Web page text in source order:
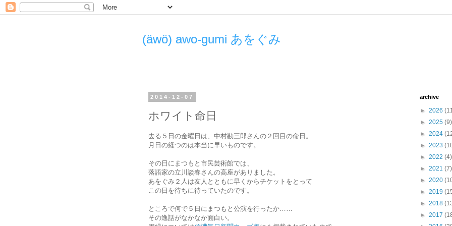
(äwö) awo-gumi あをぐみ
2014-12-07
ホワイト命日
去る５日の金曜日は、中村勘三郎さんの２回目の命日。
月日の経つのは本当に早いものです。
その日にまつもと市民芸術館では、
落語家の立川談春さんの高座がありました。
あをぐみ２人は友人とともに早くからチケットをとって
この日を待ちに待っていたのです。
ところで何で５日にまつもと公演を行ったか……
その逸話がなかなか面白い。
archive
► 2026
► 2025 (9)
► 2024
► 2023
► 2022 (4)
► 2021 (7)
► 2020
► 2019
► 2018
► 2017